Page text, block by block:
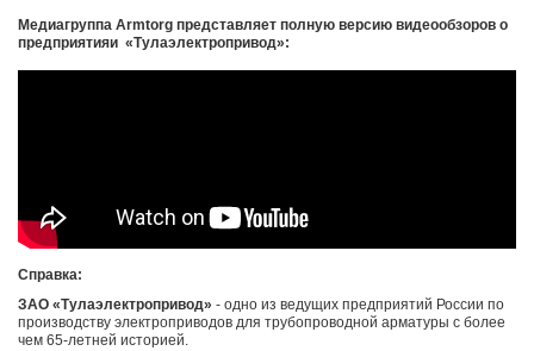
Медиагруппа Armtorg представляет полную версию видеообзоров о
предприятияи «Тулаэлектропривод»:
Справка:
ЗАО «Тулаэлектропривод» - одно из ведущих предприятий России по
производству электроприводов для трубопроводной арматуры с более
чем 65-летней историей.